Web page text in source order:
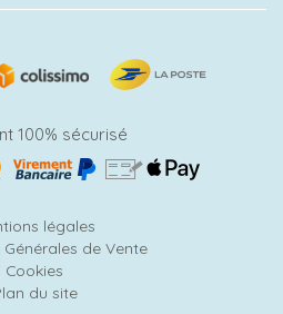
100% sécurisé
légales
de Vente
Cookies
du site